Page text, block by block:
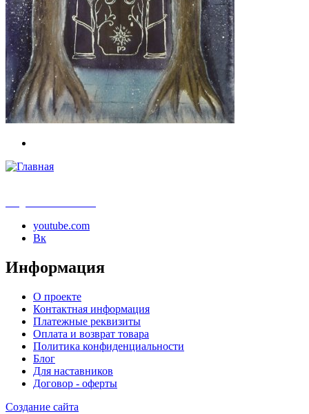
youtube.com
Вк
Информация
О проекте
Контактная информация
Платежные реквизиты
Оплата и возврат товара
Политика конфиденциальности
Блог
Для наставников
Договор - оферты
Создание сайта